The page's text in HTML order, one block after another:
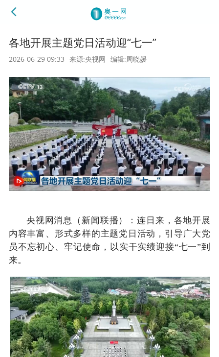
各地开展主题党日活动迎“七一”
2026-06-29 09:33 来源:央视网 编辑:周晓媛
央视网消息（新闻联播）：连日来，各地开展
内容丰富、形式多样的主题党日活动，引导广大党
员不忘初心、牢记使命，以实干实绩迎接“七一”到
来。